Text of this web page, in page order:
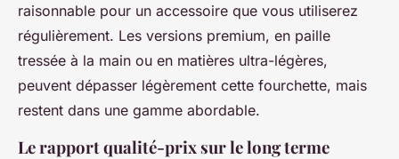
raisonnable pour un accessoire que vous utiliserez
régulièrement. Les versions premium, en paille
tressée à la main ou en matières ultra-légères,
peuvent dépasser légèrement cette fourchette, mais
restent dans une gamme abordable.
Le rapport qualité-prix sur le long terme